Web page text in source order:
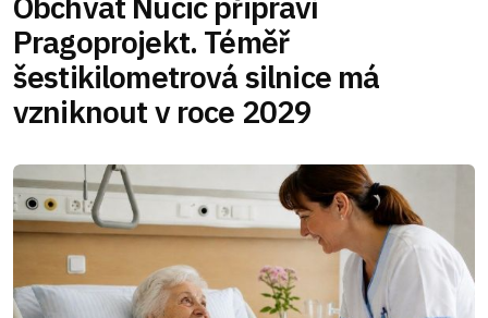
Pragoprojekt. Téměř
šestikilometrová silnice má
vzniknout v roce 2029